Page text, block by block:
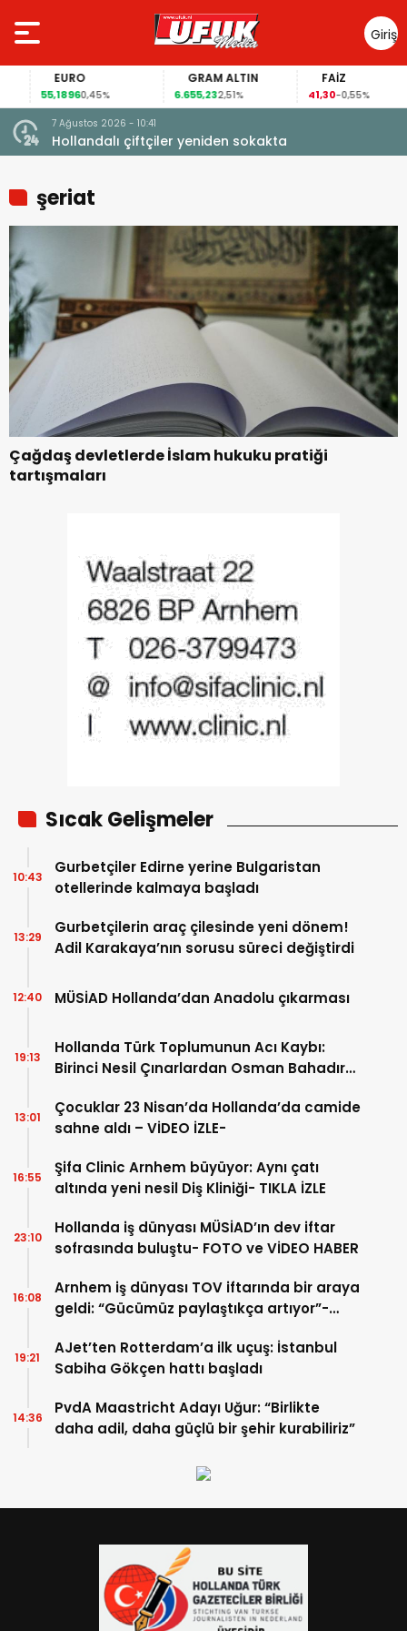
Giriş
Yap
EURO
55,18960,45%
GRAM ALTIN
6.655,232,51%
FAİZ
41,30-0,55%
şoke
7 Ağustos 2026 - 10:41
Hollandalı çiftçiler yeniden sokakta
şeriat
Çağdaş devletlerde İslam hukuku pratiği
tartışmaları
Sıcak Gelişmeler
Gurbetçiler Edirne yerine Bulgaristan
otellerinde kalmaya başladı
10:43
Gurbetçilerin araç çilesinde yeni dönem!
Adil Karakaya’nın sorusu süreci değiştirdi
13:29
MÜSİAD Hollanda’dan Anadolu çıkarması
12:40
Hollanda Türk Toplumunun Acı Kaybı:
Birinci Nesil Çınarlardan Osman Bahadır
19:13
Çocuklar 23 Nisan’da Hollanda’da camide
sahne aldı – VİDEO İZLE-
13:01
Şifa Clinic Arnhem büyüyor: Aynı çatı
altında yeni nesil Diş Kliniği- TIKLA İZLE
16:55
Hollanda iş dünyası MÜSİAD’ın dev iftar
sofrasında buluştu- FOTO ve VİDEO HABER
23:10
Arnhem iş dünyası TOV iftarında bir araya
geldi: “Gücümüz paylaştıkça artıyor”-
16:08
AJet’ten Rotterdam’a ilk uçuş: İstanbul
Sabiha Gökçen hattı başladı
19:21
PvdA Maastricht Adayı Uğur: “Birlikte
daha adil, daha güçlü bir şehir kurabiliriz”
14:36